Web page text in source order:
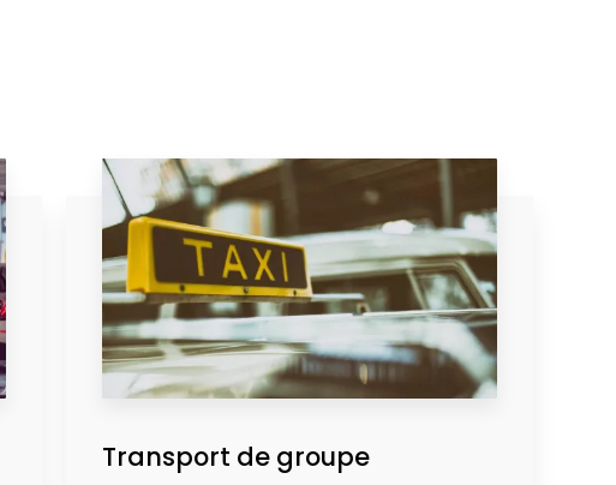
Transport de groupe